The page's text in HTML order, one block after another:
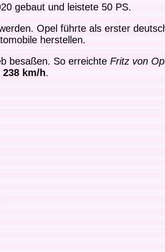
gebaut und leistete 50 PS.
Opel führte als erster
herstellen.
besaßen. So erreichteFritz von
238 km/h.